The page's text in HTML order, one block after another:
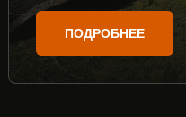
ПОДРОБНЕЕ